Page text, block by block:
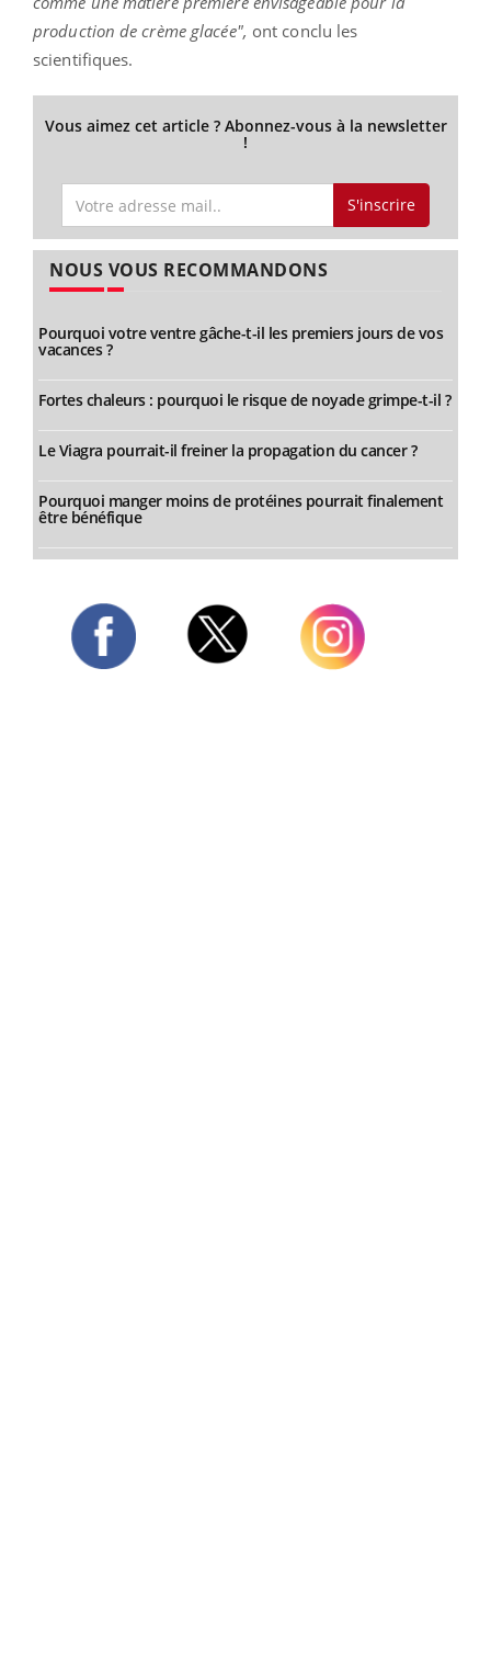
production de crème glacée", ont conclu les
scientifiques.
Vous aimez cet article ? Abonnez-vous à la newsletter
!
S'inscrire
NOUS VOUS RECOMMANDONS
Pourquoi votre ventre gâche-t-il les premiers jours de vos
vacances ?
Fortes chaleurs : pourquoi le risque de noyade grimpe-t-il ?
Le Viagra pourrait-il freiner la propagation du cancer ?
Pourquoi manger moins de protéines pourrait finalement
être bénéfique